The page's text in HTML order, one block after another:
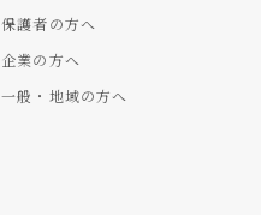
保護者の方へ
企業の方へ
一般・地域の方へ